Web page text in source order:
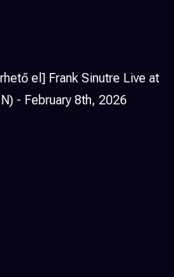
el] Frank Sinutre Live at
- February 8th, 2026